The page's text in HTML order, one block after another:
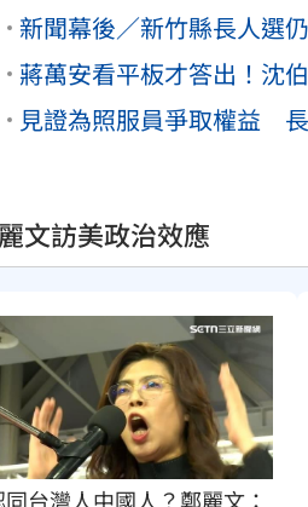
新聞幕後／新竹縣長人選
蔣萬安看平板才答出！沈
見證為照服員爭取權益
文訪美政治效應
台灣人中國人？鄭麗文：